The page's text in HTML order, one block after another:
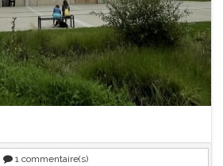
1commentaire(s)